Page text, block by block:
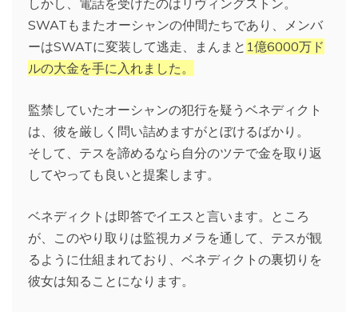
SWATもまたオーシャンの仲間たちであり、メンバ
ーはSWATに変装して逃走、まんまと 1億6000万ド
ルの大金を手に入れました。
監禁していたオーシャンの犯行を疑うベネディクト
は、彼を厳しく問い詰めますがとぼけるばかり。
そして、テスを諦めるなら自分のツテで金を取り返
してやっても良いと提案します。
ベネディクトは即答でイエスと言います。ところ
が、このやり取りは監視カメラを通して、テスが観
るように仕組まれており、ベネディクトの裏切りを
彼女は知ることになります。